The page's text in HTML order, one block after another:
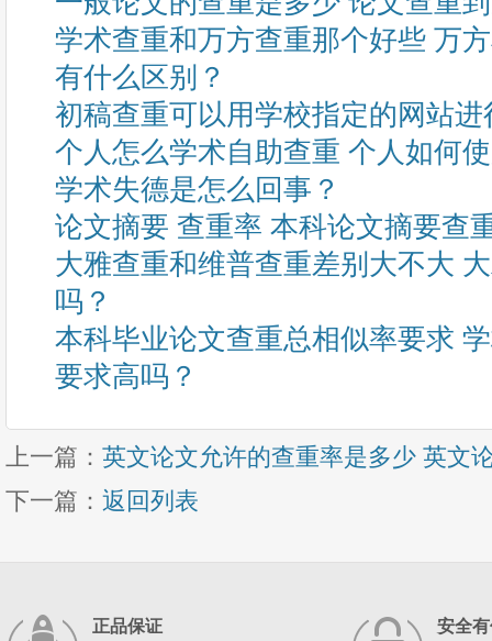
学术查重和万方查重那个好些 万
有什么区别？
初稿查重可以用学校指定的网站
个人怎么学术自助查重 个人如何
学术失德是怎么回事？
论文摘要 查重率 本科论文摘要查
大雅查重和维普查重差别大不大
吗？
本科毕业论文查重总相似率要求
要求高吗？
上一篇： 英文论文允许的查重率是多少 英文
下一篇： 返回列表
正品保证 安全